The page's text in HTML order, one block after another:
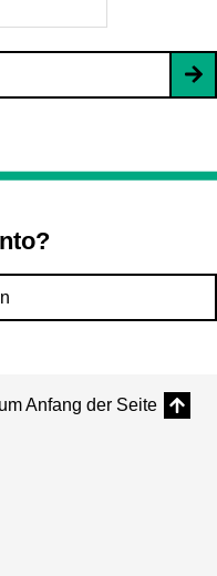
Anfang der Seite